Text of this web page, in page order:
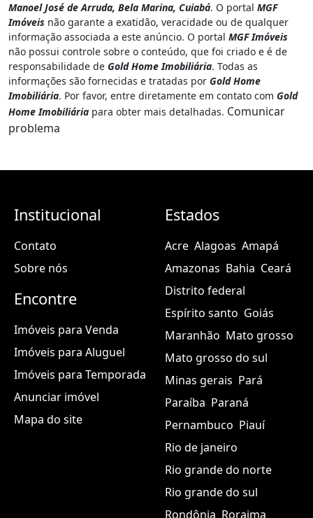
Manoel José de Arruda, Bela Marina, Cuiabá. O portal MGF
Imóveis não garante a exatidão, veracidade ou de qualquer
informação associada a este anúncio. O portal MGF Imóveis
não possui controle sobre o conteúdo, que foi criado e é de
responsabilidade de Gold Home Imobiliária. Todas as
informações são fornecidas e tratadas por Gold Home
Imobiliária. Por favor, entre diretamente em contato com Gold
Home Imobiliária para obter mais detalhadas. Comunicar
problema
Institucional
Contato
Sobre nós
Encontre
Imóveis para Venda
Imóveis para Aluguel
Imóveis para Temporada
Anunciar imóvel
Mapa do site
Estados
Acre Alagoas Amapá
Amazonas Bahia Ceará
Distrito federal
Espírito santo Goiás
Maranhão Mato grosso
Mato grosso do sul
Minas gerais Pará
Paraíba Paraná
Pernambuco Piauí
Rio de janeiro
Rio grande do norte
Rio grande do sul
Rondônia Roraima